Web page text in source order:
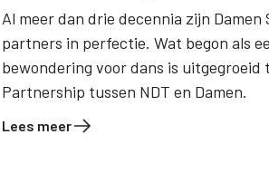
Al meer dan drie decennia zijn Damen
partners in perfectie. Wat begon als
bewondering voor dans is uitgegroeid
Partnership tussen NDT en Damen.
Lees meer